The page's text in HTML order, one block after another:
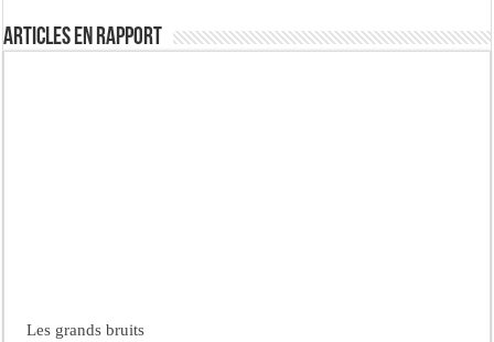
Articles en rapport
Les grands bruits